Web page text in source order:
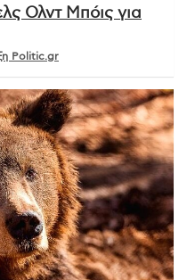
Ολντ Μπόις για
Politic.gr